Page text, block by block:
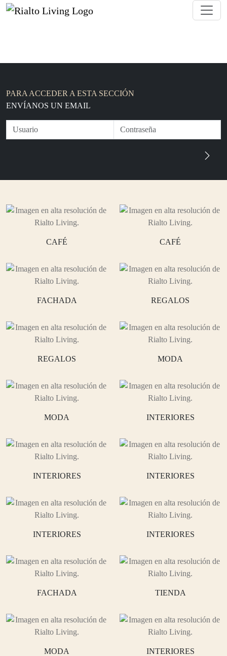
PARA ACCEDER A ESTA SECCIÓN
ENVÍANOS UN EMAIL
CAFÉ CAFÉ
FACHADA REGALOS
REGALOS MODA
MODA INTERIORES
INTERIORES INTERIORES
INTERIORES INTERIORES
FACHADA TIENDA
MODA INTERIORES